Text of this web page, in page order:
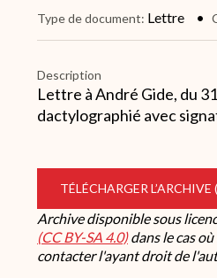
Type de document Lettre
Description
Lettre à André Gide, du
dactylographié avec
TÉLÉCHARGER
Archive disponible sous
(CC BY-SA 4.0)dans le cas
contacter l'ayant droit de